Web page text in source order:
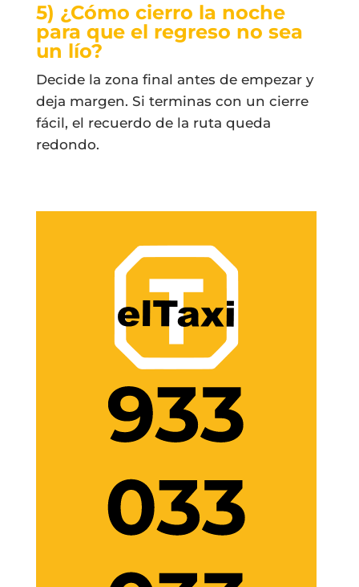
5) ¿Cómo cierro la noche
para que el regreso no sea
un lío?
Decide la zona final antes de empezar y
deja margen. Si terminas con un cierre
fácil, el recuerdo de la ruta queda
redondo.